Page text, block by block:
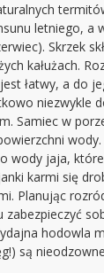
letniego, a
Skrzek
kałużach.
łatwy, a do
niezwykle
Samiec w
wody jaja,
karmi się
Planując
zabezpieczyć
hodowla
są